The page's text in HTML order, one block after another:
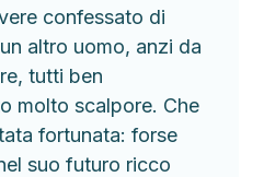
confessato di
altro uomo, anzi da
tutti ben
molto scalpore. Che
fortunata: forse
suo futuro ricco